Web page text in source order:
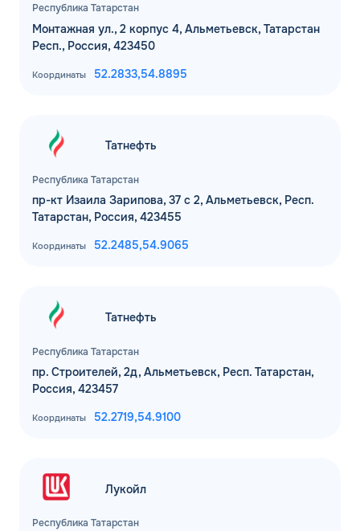
Республика Татарстан
Монтажная ул., 2 корпус 4, Альметьевск, Татарстан
Респ., Россия, 423450
Координаты 52.2833,54.8895
Республика Татарстан
Татнефть
пр-кт Изаила Зарипова, 37 с 2, Альметьевск, Респ.
Татарстан, Россия, 423455
Координаты 52.2485,54.9065
Республика Татарстан
Татнефть
пр. Строителей, 2д, Альметьевск, Респ. Татарстан,
Россия, 423457
Координаты 52.2719,54.9100
Республика Татарстан
Лукойл